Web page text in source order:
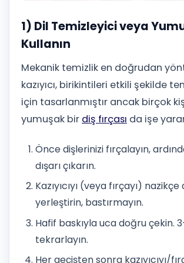
1) Dil Temizleyici veya
Kullanın
Mekanik temizlik en doğrudan
kazıyıcı, birikintileri etkili şekilde
için tasarlanmıştır ancak birçok
yumuşak bir diş fırçası da işe
Önce dişlerinizi fırçalayın,
dışarı çıkarın.
Kazıyıcıyı (veya fırçayı)
yerleştirin, bastırmayın.
Hafif baskıyla uca doğru çekin.
tekrarlayın.
Her geçişten sonra kazıyıcıyı/